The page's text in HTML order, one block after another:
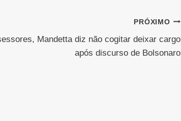
PRÓXIMO
Mandetta diz não cogitar deixar cargo
após discurso de Bolsonaro